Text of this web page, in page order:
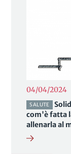
04/04/2024
SALUTE
com'è fatta
allenarla al